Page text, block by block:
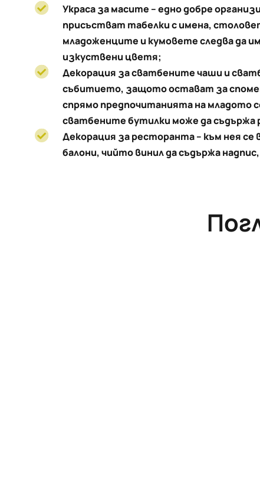
Украса за масите – едно добре
присъстват табелки с имена,
младоженците и кумовете следва да
изкуствени цветя;
Декорация за сватбените чаши и
събитието, защото остават за
спрямо предпочитанията на младото
сватбените бутилки може да съдържа
Декорация за ресторанта – към нея
балони, чийто винил да съдържа